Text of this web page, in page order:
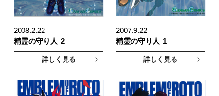
2008.2.22
精霊の守り人 2
詳しく見る
2007.9.22
精霊の守り人 1
詳しく見る